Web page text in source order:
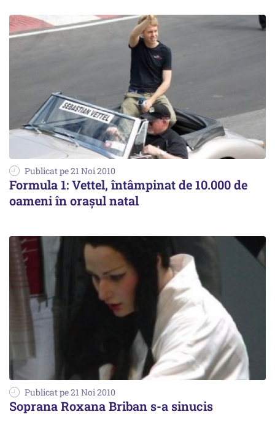
Publicat pe 21 Noi 2010
Formula 1: Vettel, întâmpinat de 10.000 de
oameni în oraşul natal
Publicat pe 21 Noi 2010
Soprana Roxana Briban s-a sinucis